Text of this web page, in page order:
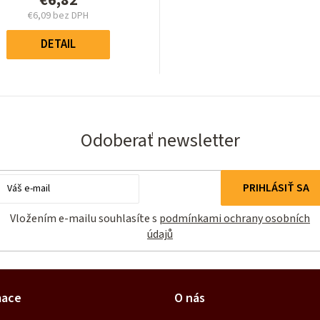
z
hviezdičiek.
€6,09 bez DPH
Jednotková
cena:
DETAIL
Odoberať newsletter
Email
Vložením e-mailu souhlasíte s podmínkami ochrany osobních
údajů
PRIHLÁSIŤ SA
O nás